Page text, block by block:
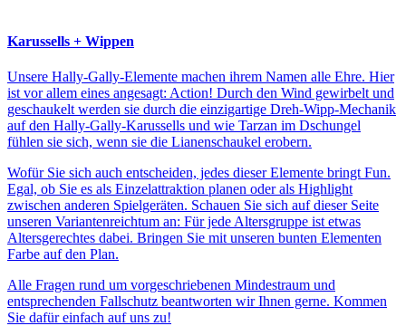
Karussells + Wippen
Unsere Hally-Gally-Elemente machen ihrem Namen alle Ehre. Hier
ist vor allem eines angesagt: Action! Durch den Wind gewirbelt und
geschaukelt werden sie durch die einzigartige Dreh-Wipp-Mechanik
auf den Hally-Gally-Karussells und wie Tarzan im Dschungel
fühlen sie sich, wenn sie die Lianenschaukel erobern.
Wofür Sie sich auch entscheiden, jedes dieser Elemente bringt Fun.
Egal, ob Sie es als Einzelattraktion planen oder als Highlight
zwischen anderen Spielgeräten. Schauen Sie sich auf dieser Seite
unseren Variantenreichtum an: Für jede Altersgruppe ist etwas
Altersgerechtes dabei. Bringen Sie mit unseren bunten Elementen
Farbe auf den Plan.
Alle Fragen rund um vorgeschriebenen Mindestraum und
entsprechenden Fallschutz beantworten wir Ihnen gerne. Kommen
Sie dafür einfach auf uns zu!